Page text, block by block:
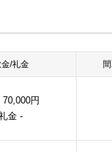
/礼金
70,000円
金 -